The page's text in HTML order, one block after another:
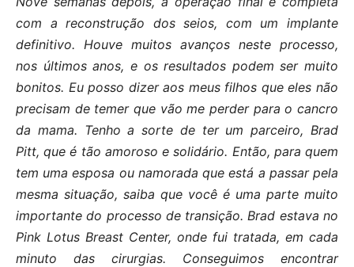
com a reconstrução dos seios, com um implante
definitivo. Houve muitos avanços neste processo,
nos últimos anos, e os resultados podem ser muito
bonitos. Eu posso dizer aos meus filhos que eles não
precisam de temer que vão me perder para o cancro
da mama. Tenho a sorte de ter um parceiro, Brad
Pitt, que é tão amoroso e solidário. Então, para quem
tem uma esposa ou namorada que está a passar pela
mesma situação, saiba que você é uma parte muito
importante do processo de transição. Brad estava no
Pink Lotus Breast Center, onde fui tratada, em cada
minuto das cirurgias. Conseguimos encontrar